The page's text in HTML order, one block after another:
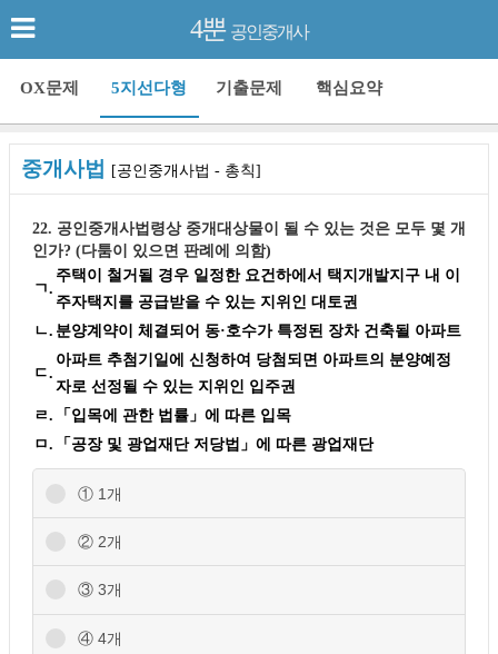
4뿐 공인중개사
OX문제 5지선다형 기출문제 핵심요약
중개사법 [공인중개사법 - 총칙]
22. 공인중개사법령상 중개대상물이 될 수 있는 것은 모두 몇 개
인가? (다툼이 있으면 판례에 의함)
ㄱ.
주택이 철거될 경우 일정한 요건하에서 택지개발지구 내 이
주자택지를 공급받을 수 있는 지위인 대토권
ㄴ. 분양계약이 체결되어 동·호수가 특정된 장차 건축될 아파트
ㄷ.
아파트 추첨기일에 신청하여 당첨되면 아파트의 분양예정
자로 선정될 수 있는 지위인 입주권
ㄹ.
「입목에 관한 법률」에 따른 입목
ㅁ.
「공장 및 광업재단 저당법」에 따른 광업재단
① 1개
② 2개
③ 3개
④ 4개